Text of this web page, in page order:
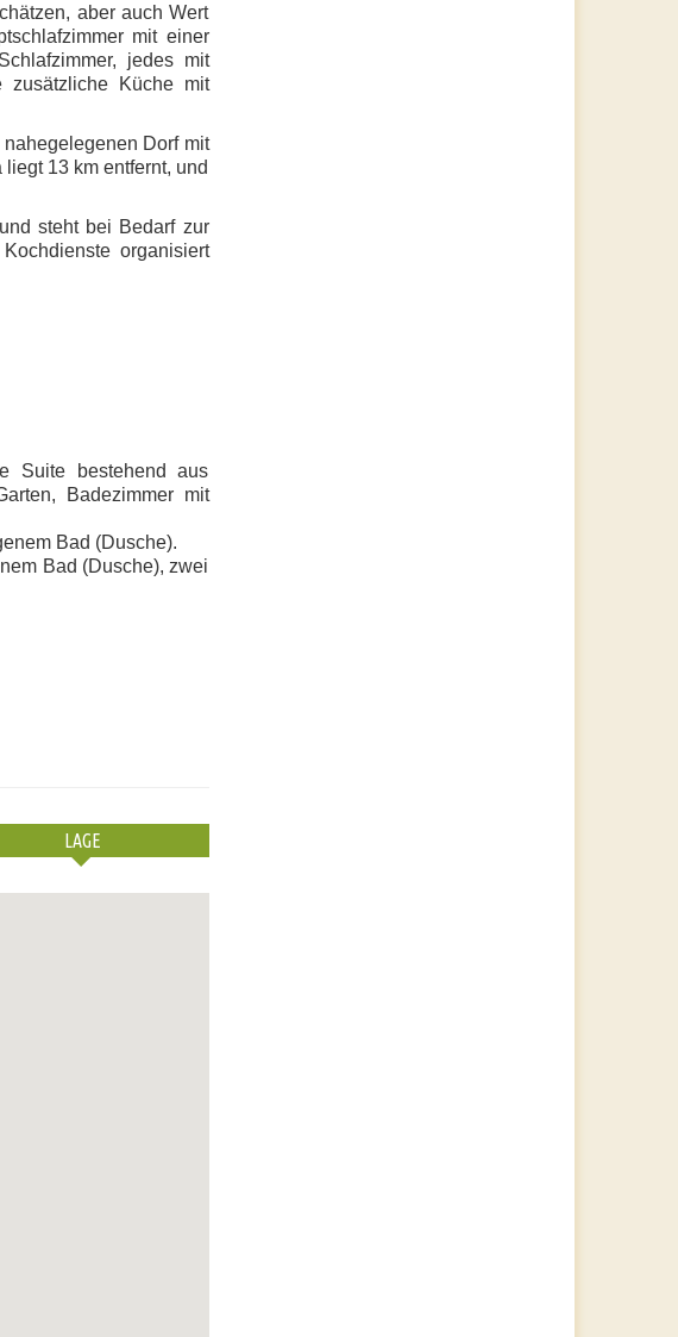
aber auch Wert
mit einer
jedes mit
zusätzliche Küche mit
Dorf mit
13 km entfernt, und
steht bei Bedarf zur
organisiert
Suite bestehend aus
Badezimmer mit
Bad (Dusche).
Bad (Dusche), zwei
LAGE